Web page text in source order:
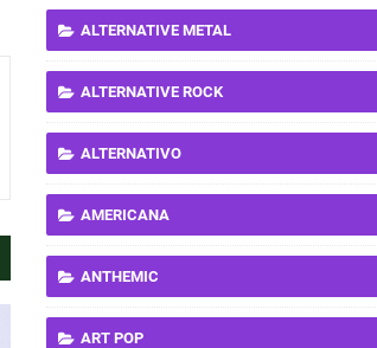
ALTERNATIVE METAL
ALTERNATIVE ROCK
ALTERNATIVO
AMERICANA
ANTHEMIC
ART POP